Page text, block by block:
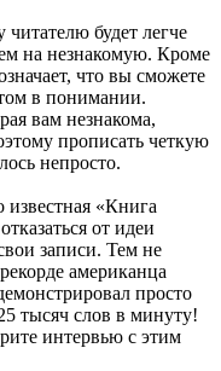
будет легче
на незнакомую. Кроме
что вы сможете
в понимании.
вам незнакома,
прописать четкую
непросто.
«Книга
от идеи
записи. Тем не
американца
просто
тысяч слов в минуту!
интервью с этим